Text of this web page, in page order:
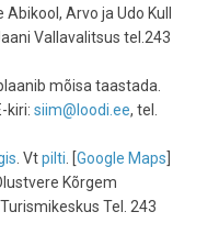
Arvo ja Udo Kull
Vallavalitsus tel.243
mõisa taastada.
kiri: siim@loodi.ee, tel.
. Vtpilti. [Google Maps
Kõrgem
Tel. 243